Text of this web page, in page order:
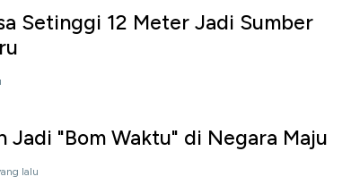
Setinggi 12 Meter Jadi Sumber
Jadi "Bom Waktu" di Negara Maju
lalu